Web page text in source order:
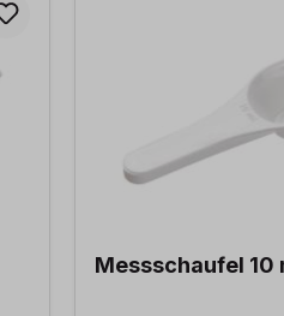
Messschaufel 10